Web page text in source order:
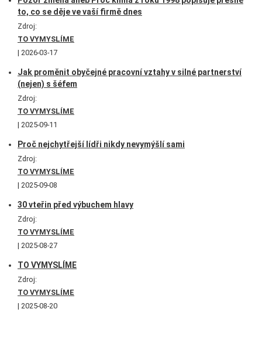
to, co se děje ve vaší firmě dnes
Zdroj:
TO VYMYSLÍME
2026-03-17
Jak proměnit obyčejné pracovní vztahy v silné partnerství
(nejen) s šéfem
Zdroj:
TO VYMYSLÍME
2025-09-11
Proč nejchytřejší lídři nikdy nevymýšlí sami
Zdroj:
TO VYMYSLÍME
2025-09-08
30 vteřin před výbuchem hlavy
Zdroj:
TO VYMYSLÍME
2025-08-27
TO VYMYSLÍME
Zdroj:
TO VYMYSLÍME
2025-08-20